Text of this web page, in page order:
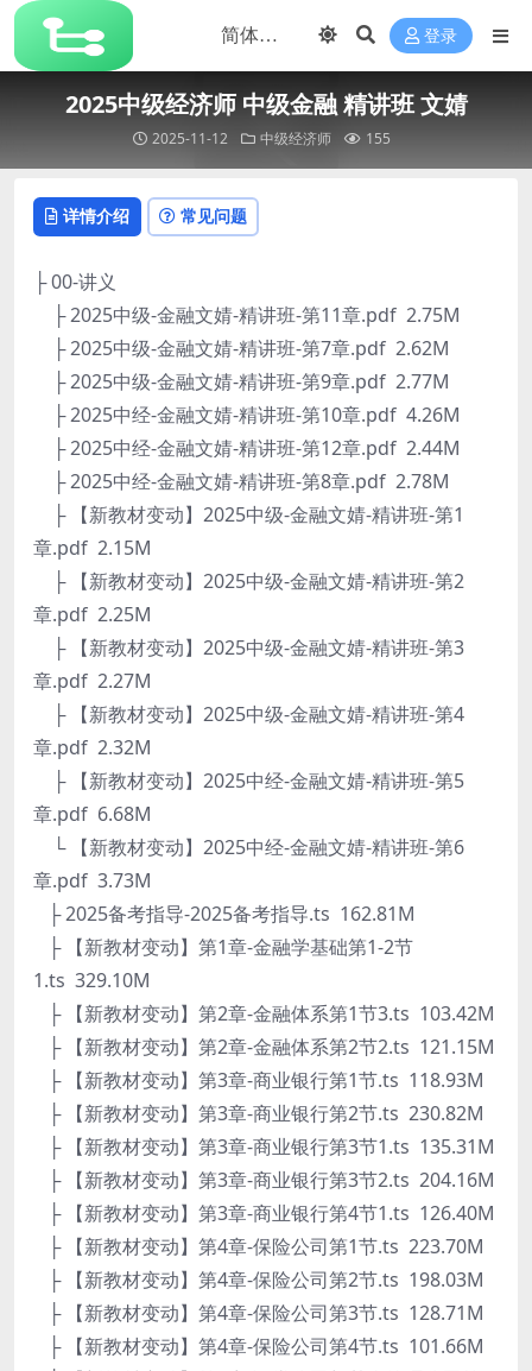
登录
2025中级经济师 中级金融 精讲班 文婧
2025-11-12 中级经济师 155
详情介绍 常见问题
├ 00-讲义
├ 2025中级-金融文婧-精讲班-第11章.pdf 2.75M
├ 2025中级-金融文婧-精讲班-第7章.pdf 2.62M
├ 2025中级-金融文婧-精讲班-第9章.pdf 2.77M
├ 2025中经-金融文婧-精讲班-第10章.pdf 4.26M
├ 2025中经-金融文婧-精讲班-第12章.pdf 2.44M
├ 2025中经-金融文婧-精讲班-第8章.pdf 2.78M
├ 【新教材变动】2025中级-金融文婧-精讲班-第1
章.pdf 2.15M
├ 【新教材变动】2025中级-金融文婧-精讲班-第2
章.pdf 2.25M
├ 【新教材变动】2025中级-金融文婧-精讲班-第3
章.pdf 2.27M
├ 【新教材变动】2025中级-金融文婧-精讲班-第4
章.pdf 2.32M
├ 【新教材变动】2025中经-金融文婧-精讲班-第5
章.pdf 6.68M
└ 【新教材变动】2025中经-金融文婧-精讲班-第6
章.pdf 3.73M
├ 2025备考指导-2025备考指导.ts 162.81M
├ 【新教材变动】第1章-金融学基础第1-2节
1.ts 329.10M
├ 【新教材变动】第2章-金融体系第1节3.ts 103.42M
├ 【新教材变动】第2章-金融体系第2节2.ts 121.15M
├ 【新教材变动】第3章-商业银行第1节.ts 118.93M
├ 【新教材变动】第3章-商业银行第2节.ts 230.82M
├ 【新教材变动】第3章-商业银行第3节1.ts 135.31M
├ 【新教材变动】第3章-商业银行第3节2.ts 204.16M
├ 【新教材变动】第3章-商业银行第4节1.ts 126.40M
├ 【新教材变动】第4章-保险公司第1节.ts 223.70M
├ 【新教材变动】第4章-保险公司第2节.ts 198.03M
├ 【新教材变动】第4章-保险公司第3节.ts 128.71M
├ 【新教材变动】第4章-保险公司第4节.ts 101.66M